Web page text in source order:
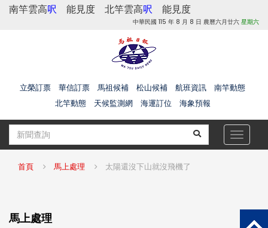
南竿雲高呎 能見度 北竿雲高呎 能見度
中華民國 115 年 8 月 8 日 農曆六月廿六 星期六
立榮訂票 華信訂票 馬祖候補 松山候補 航班資訊
南竿動態
北竿動態
天候監測網 海運訂位 海象預報
Toggle
首頁 馬上處理 太陽還沒下山就沒飛機了
馬上處理